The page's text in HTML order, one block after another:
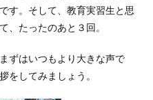
す。そして、教育実習生と思
、たったのあと３回。
ずはいつもより大きな声で
をしてみましょう。